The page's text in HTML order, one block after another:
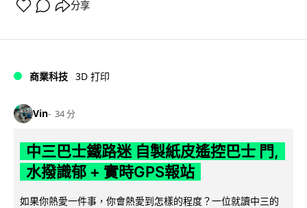
分享
商業科技 3D 打印
Vin 34 分
中三巴士鐵路迷 自製紙皮遙控巴士 門,
水撥識郁 + 實時GPS報站
如果你熱愛一件事，你會熱愛到怎樣的程度？一位就讀中三的